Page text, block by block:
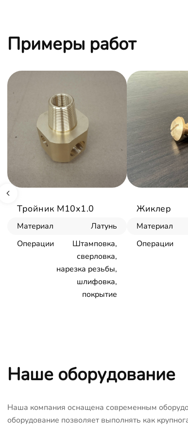
Примеры работ
Тройник М10х1.0
Материал
Латунь
Операции
Штамповка,
сверловка,
нарезка резьбы,
шлифовка,
покрытие
Жиклер
Материал
Операции
Наше оборудование
Наша компания оснащена современным
оборудование позволяет выполнять как